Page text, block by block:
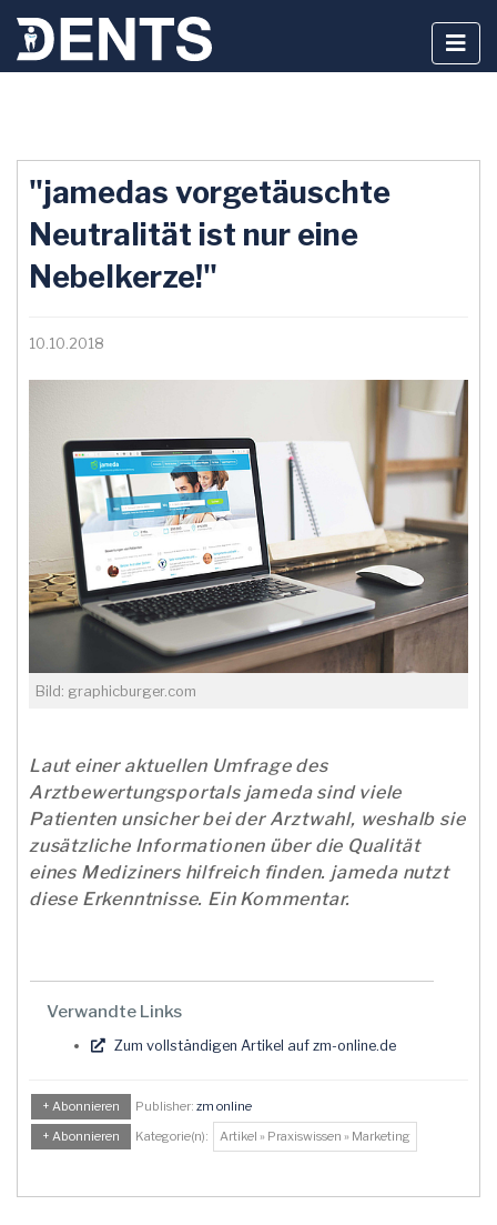
springen
"jamedas vorgetäuschte
Neutralität ist nur eine
Nebelkerze!"
10.10.2018
Bild: graphicburger.com
Laut einer aktuellen Umfrage des
Arztbewertungsportals jameda sind viele
Patienten unsicher bei der Arztwahl, weshalb sie
zusätzliche Informationen über die Qualität
eines Mediziners hilfreich finden. jameda nutzt
diese Erkenntnisse. Ein Kommentar.
Verwandte Links
Zum vollständigen Artikel auf zm-online.de
+ Abonnieren Publisher: zm online
+ Abonnieren
Kategorie(n): Artikel » Praxiswissen » Marketing